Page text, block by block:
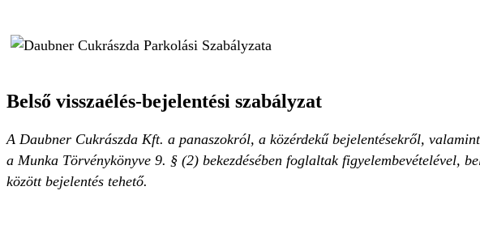
Belső visszaélés-bejelentési szabályzat
A Daubner Cukrászda Kft. a panaszokról, a közérdekű bejelentésekről,
a Munka Törvénykönyve 9. § (2) bekezdésében foglaltak figyelembevételével,
között bejelentés tehető.